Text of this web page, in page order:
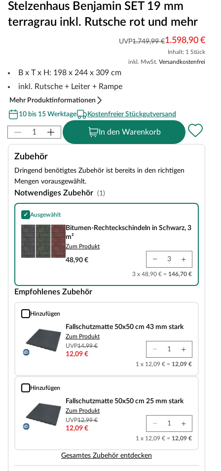
Stelzenhaus Benjamin SET 19 mm
terragrau inkl. Rutsche rot und mehr
UVP1.749,99 €1.598,90 €
Inhalt: 1 Stück
inkl. MwSt. Versandkostenfrei
B x T x H: 198 x 244 x 309 cm
inkl. Rutsche + Leiter + Rampe
Mehr Produktinformationen
10 bis 15 Werktage
Kostenfreier Stückgutversand
In den Warenkorb
Zubehör
Dringend benötigtes Zubehör ist bereits in den richtigen
Mengen vorausgewählt.
Notwendiges Zubehör (1)
✓ Ausgewählt
Bitumen-Rechteckschindeln in Schwarz, 3 m²
Bitumen-Rechteckschindeln in Schwarz, 3
m²
Zum Produkt
48,90 €
3 x 48,90 € = 146,70 €
Empfohlenes Zubehör
Hinzufügen
Fallschutzmatte 50x50 cm 43 mm stark
Fallschutzmatte 50x50 cm 43 mm stark
Zum Produkt
UVP14,99 €
12,09 €
1 x 12,09 € = 12,09 €
Hinzufügen
Fallschutzmatte 50x50 cm 25 mm stark
Fallschutzmatte 50x50 cm 25 mm stark
Zum Produkt
UVP12,99 €
12,09 €
1 x 12,09 € = 12,09 €
Gesamtes Zubehör entdecken